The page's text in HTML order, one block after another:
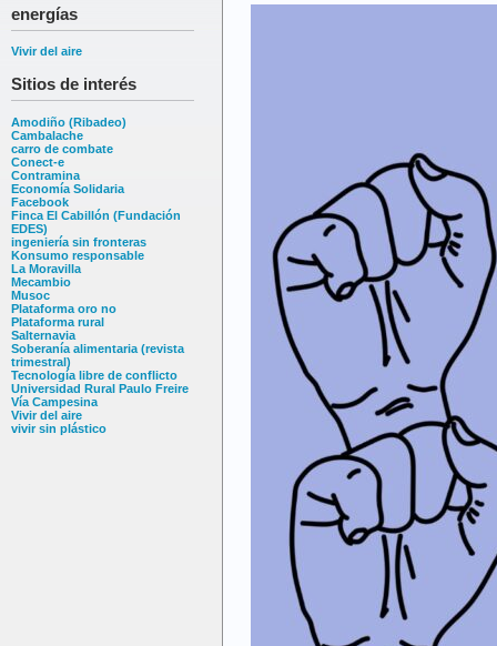
energías
Vivir del aire
Sitios de interés
Amodiño (Ribadeo)
Cambalache
carro de combate
Conect-e
Contramina
Economía Solidaria
Facebook
Finca El Cabillón (Fundación
EDES)
ingeniería sin fronteras
Konsumo responsable
La Moravilla
Mecambio
Musoc
Plataforma oro no
Plataforma rural
Salternavia
Soberanía alimentaria (revista
trimestral)
Tecnología libre de conflicto
Universidad Rural Paulo Freire
Vía Campesina
Vivir del aire
vivir sin plástico